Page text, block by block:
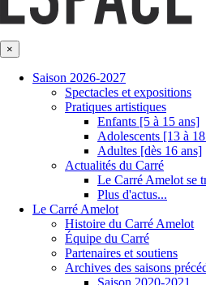
×
Saison 2026-2027
Spectacles et expositions
Pratiques artistiques
Enfants [5 à 15 ans]
Adolescents [13 à
Adultes [dès 16 ans]
Actualités du Carré
Le Carré Amelot se
Plus d'actus...
Le Carré Amelot
Histoire du Carré Amelot
Équipe du Carré
Partenaires et soutiens
Archives des saisons